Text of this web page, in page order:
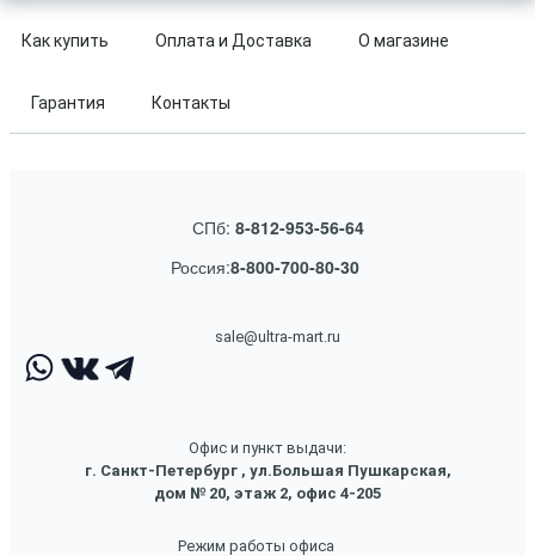
Как купить Оплата и Доставка О магазине
Гарантия Контакты
СПб: 8-812-953-56-64
Россия:8-800-700-80-30
sale@ultra-mart.ru
Офис и пункт выдачи:
г. Санкт-Петербург , ул.Большая Пушкарская,
дом № 20, этаж 2, офис 4-205
Режим работы офиса